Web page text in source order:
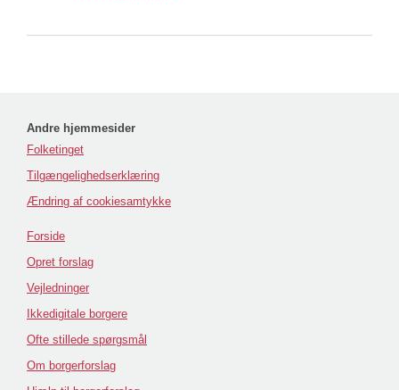
Andre hjemmesider
Folketinget
Tilgængelighedserklæring
Ændring af cookiesamtykke
Forside
Opret forslag
Vejledninger
Ikkedigitale borgere
Ofte stillede spørgsmål
Om borgerforslag